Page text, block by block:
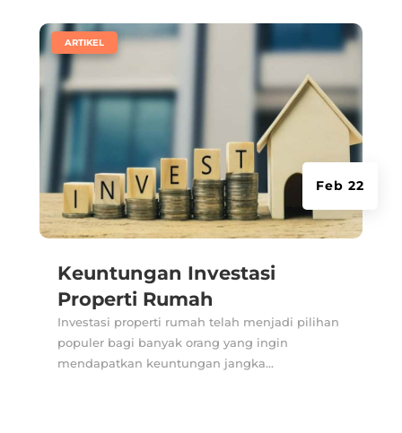
Keuntungan Investasi
Properti Rumah
Feb 22
ARTIKEL
Investasi properti rumah telah menjadi pilihan
populer bagi banyak orang yang ingin
mendapatkan keuntungan jangka...